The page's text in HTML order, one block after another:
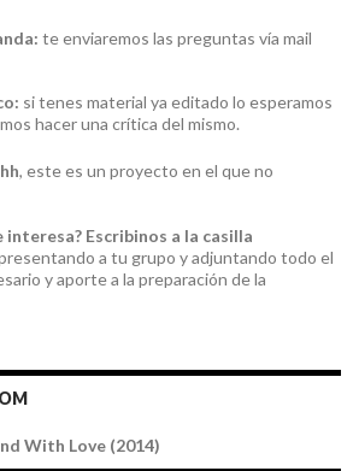
te enviaremos las preguntas vía mail
si tenes material ya editado lo esperamos
hacer una crítica del mismo.
, este es un proyecto en el que no
interesa? Escribinos a la casilla
a tu grupo y adjuntando todo el
y aporte a la preparación de la
With Love (2014)